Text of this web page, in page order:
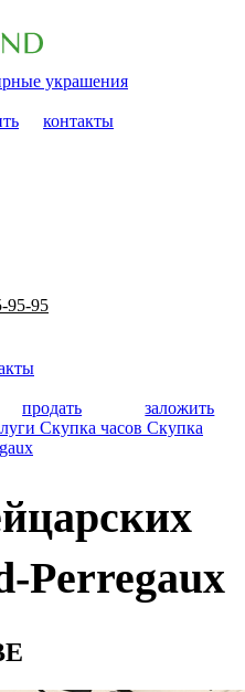
украшения
контакты
95-95
продать
заложить
Скупка часов Скупка
Perregaux